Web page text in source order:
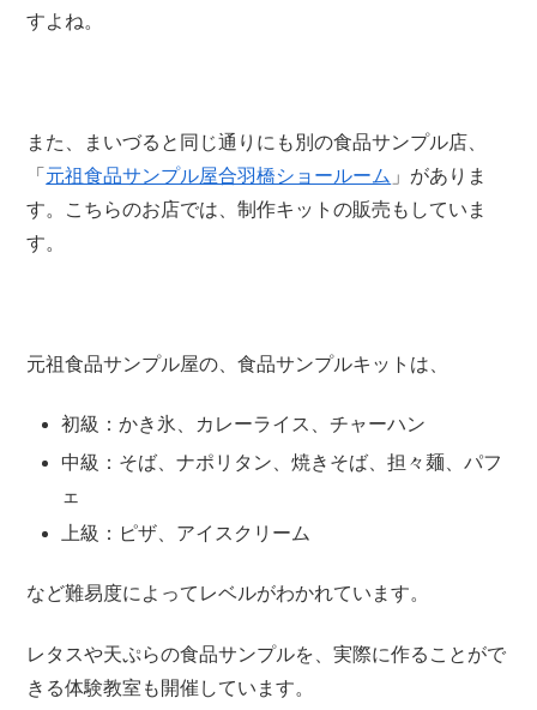
すよね。
また、まいづると同じ通りにも別の食品サンプル店、
「 元祖食品サンプル屋合羽橋ショールーム 」がありま
す。こちらのお店では、制作キットの販売もしていま
す。
元祖食品サンプル屋の、食品サンプルキットは、
初級 ：かき氷、カレーライス、チャーハン
中級 ：そば、ナポリタン、焼きそば、担々麺、パフ
ェ
上級 ：ピザ、アイスクリーム
など難易度によってレベルがわかれています。
レタスや天ぷらの食品サンプルを、実際に作ることがで
きる体験教室も開催しています。